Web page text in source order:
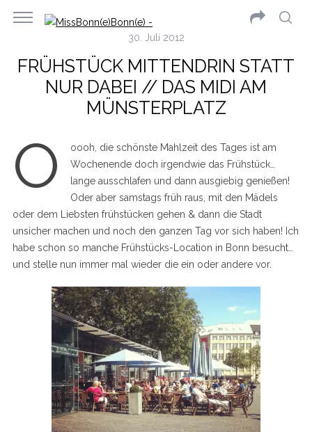
30. Juli 2012
FRÜHSTÜCK MITTENDRIN STATT
NUR DABEI // DAS MIDI AM
MÜNSTERPLATZ
O
oooh, die schönste Mahlzeit des Tages ist am
Wochenende doch irgendwie das Frühstück…
lange ausschlafen und dann ausgiebig genießen!
Oder aber samstags früh raus, mit den Mädels
oder dem Liebsten frühstücken gehen & dann die Stadt
unsicher machen und noch den ganzen Tag vor sich haben! Ich
habe schon so manche Frühstücks-Location in Bonn besucht…
und stelle nun immer mal wieder die ein oder andere vor.